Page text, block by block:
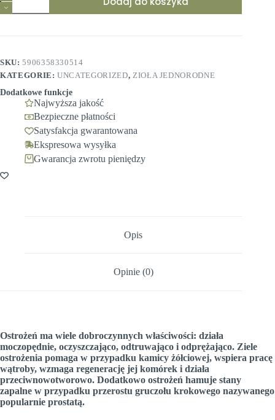
Ostrożeń
ziele
Ziołowy
SKU:5906358330514
KATEGORIE:UNCATEGORIZED, ZIOŁA JEDNORODNE
Dodatkowe funkcje
Najwyższa jakość
Bezpieczne płatności
Satysfakcja gwarantowana
Ekspresowa wysyłka
Gwarancja zwrotu pieniędzy
Opis
Opinie (0)
Ostrożeń ma wiele dobroczynnych właściwości: działa
moczopędnie, oczyszczająco, odtruwająco i odprężająco. Ziele
ostrożenia pomaga w przypadku kamicy żółciowej, wspiera pracę
wątroby, wzmaga regenerację jej komórek i działa
przeciwnowotworowo. Dodatkowo ostrożeń hamuje stany
zapalne w przypadku przerostu gruczołu krokowego nazywanego
popularnie prostatą.